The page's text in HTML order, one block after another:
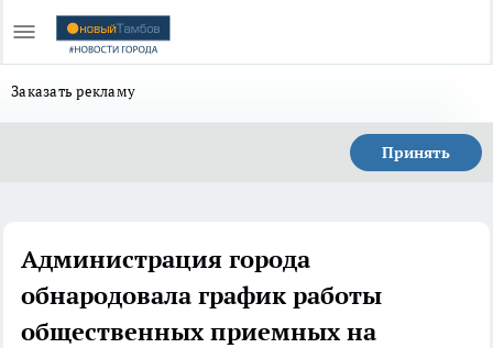
Заказать рекламу
Принять
Администрация города
обнародовала график работы
общественных приемных на